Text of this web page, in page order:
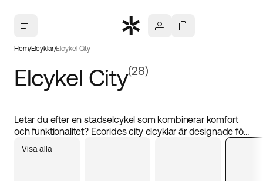
Hem Elcyklar Elcykel City
Elcykel City(28)
Letar du efter en stadselcykel som kombinerar komfort
och funktionalitet? Ecorides city elcyklar är designade för
stadsmiljö. Vår stadselcykel är också utrustad med ett
Visa alla